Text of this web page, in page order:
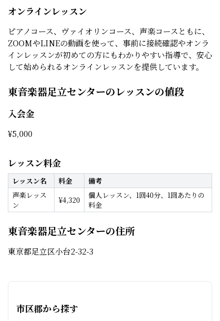
オンラインレッスン
ピアノコース、ヴァイオリンコース、声楽コースともに、
ZOOMやLINEの動画を使って、事前に接続確認やオンラ
インレッスンが初めての方にもわかりやすい指導で、安心
して始められるオンラインレッスンを提供しています。
東音楽器足立センターのレッスンの値段
入会金
¥5,000
レッスン料金
レッスン名 料金
備考
声楽レッス
ン
¥4,320
個人レッスン、1回40分、1回あたりの
料金
東音楽器足立センターの住所
東京都足立区小台2-32-3
市区郡から探す